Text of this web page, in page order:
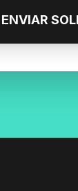
ENVIAR